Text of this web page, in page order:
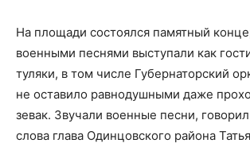
На площади состоялся памятный
военными песнями выступали как
туляки, в том числе Губернаторский
не оставило равнодушными даже
зевак. Звучали военные песни,
слова глава Одинцовского района